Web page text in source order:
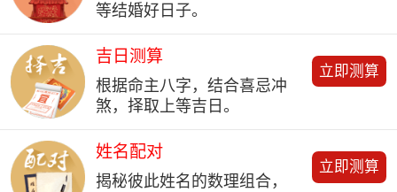
等结婚好日子。
吉日测算
根据命主八字，结合喜忌冲
煞，择取上等吉日。
立即测算
姓名配对
揭秘彼此姓名的数理组合，
立即测算